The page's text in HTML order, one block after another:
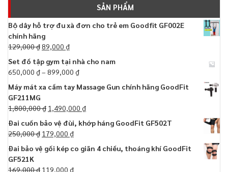
SẢN PHẨM
Bộ dây hỗ trợ đu xà đơn cho trẻ em Goodfit GF002E
chính hãng
129,000₫89,000 ₫
Set đồ tập gym tại nhà cho nam
650,000 ₫– 899,000 ₫
Máy mát xa cầm tay Massage Gun chính hãng GoodFit
GF211MG
1,800,000₫ 1,490,000 ₫
Đai cuốn bảo vệ đùi, khớp háng GoodFit GF502T
250,000₫ 179,000 ₫
Đai bảo vệ gối kép co giãn 4 chiều, thoáng khí GoodFit
GF521K
169,000₫ 119,000 ₫